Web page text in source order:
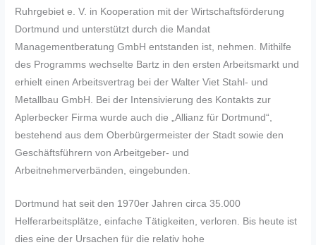
Ruhrgebiet e. V. in Kooperation mit der Wirtschaftsförderung
Dortmund und unterstützt durch die Mandat
Managementberatung GmbH entstanden ist, nehmen. Mithilfe
des Programms wechselte Bartz in den ersten Arbeitsmarkt und
erhielt einen Arbeitsvertrag bei der Walter Viet Stahl- und
Metallbau GmbH. Bei der Intensivierung des Kontakts zur
Aplerbecker Firma wurde auch die „Allianz für Dortmund“,
bestehend aus dem Oberbürgermeister der Stadt sowie den
Geschäftsführern von Arbeitgeber- und
Arbeitnehmerverbänden, eingebunden.
Dortmund hat seit den 1970er Jahren circa 35.000
Helferarbeitsplätze, einfache Tätigkeiten, verloren. Bis heute ist
dies eine der Ursachen für die relativ hohe